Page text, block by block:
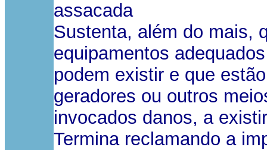
assacada
Sustenta, além do mais,
equipamentos
podem existir e que
geradores ou outros
invocados danos, a
Termina reclamando a